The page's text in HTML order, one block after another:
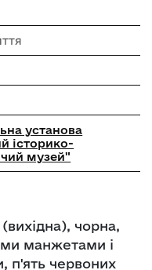
установа
історико-
музей"
чорна,
манжетами і
п'ять червоних